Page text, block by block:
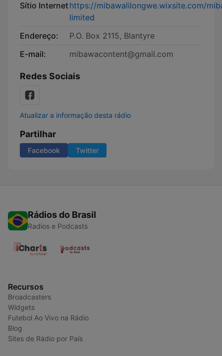
Sítio Internethttps://mibawalilongwe.wixsite.com/
limited
Endereço:
P.O. Box 2115, Blantyre
E-mail:
mibawacontent@gmail.com
Redes Sociais
Atualizar a informação desta rádio
Partilhar
Facebook Twitter
Rádios do Brasil
Radios e Podcasts
Recursos
Broadcasters
Widgets
Futebol Ao Vivo na Rádio
Blog
Sites de Rádio por País